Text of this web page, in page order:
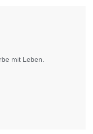
mit Leben.